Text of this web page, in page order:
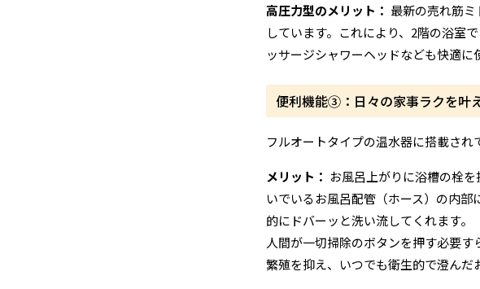
高圧力型のメリット： 最新の売れ筋
しています。これにより、2階の浴室
ッサージシャワーヘッドなども快適に
便利機能③：日々の家事ラクを叶
フルオートタイプの温水器に搭載され
メリット： お風呂上がりに浴槽の栓
いでいるお風呂配管（ホース）の内
的にドバーッと洗い流してくれます。
人間が一切掃除のボタンを押す必要
繁殖を抑え、いつでも衛生的で澄んだ